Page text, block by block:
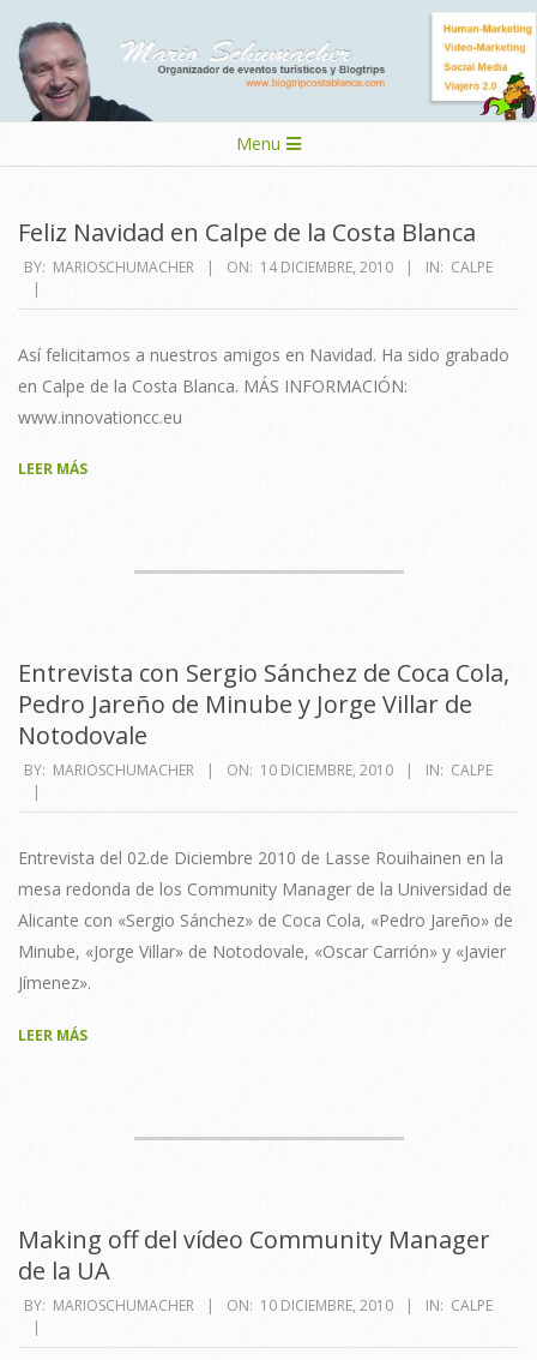
content
Navigation
Menu
Feliz Navidad en Calpe de la Costa Blanca
2010-
12-
BY: MARIOSCHUMACHER ON: 14 DICIEMBRE, 2010 IN: CALPE
Así felicitamos a nuestros amigos en Navidad. Ha sido grabado
en Calpe de la Costa Blanca. MÁS INFORMACIÓN:
www.innovationcc.eu
LEER MÁS
Entrevista con Sergio Sánchez de Coca Cola,
Pedro Jareño de Minube y Jorge Villar de
Notodovale
2010-
12-
BY: MARIOSCHUMACHER ON: 10 DICIEMBRE, 2010 IN: CALPE
Entrevista del 02.de Diciembre 2010 de Lasse Rouihainen en la
mesa redonda de los Community Manager de la Universidad de
Alicante con «Sergio Sánchez» de Coca Cola, «Pedro Jareño» de
Minube, «Jorge Villar» de Notodovale, «Oscar Carrión» y «Javier
Jímenez».
LEER MÁS
Making off del vídeo Community Manager
de la UA
2010-
12-
BY: MARIOSCHUMACHER ON: 10 DICIEMBRE, 2010 IN: CALPE